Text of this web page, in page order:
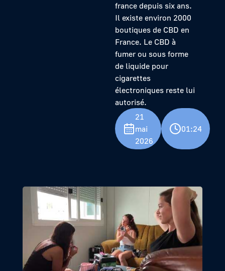
france depuis six ans.
Il existe environ 2000
boutiques de CBD en
France. Le CBD à
fumer ou sous forme
de liquide pour
cigarettes
électroniques reste lui
autorisé.
21
mai
2026
01:24